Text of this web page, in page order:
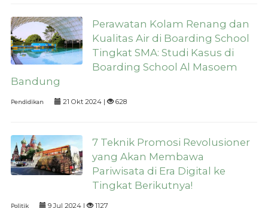
Perawatan Kolam Renang dan
Kualitas Air di Boarding School
Tingkat SMA: Studi Kasus di
Boarding School Al Masoem
Bandung
Pendidikan 21 Okt 2024 | 628
7 Teknik Promosi Revolusioner
yang Akan Membawa
Pariwisata di Era Digital ke
Tingkat Berikutnya!
Politik 9 Jul 2024 | 1127